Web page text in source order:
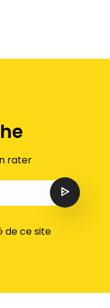
rater
de ce site